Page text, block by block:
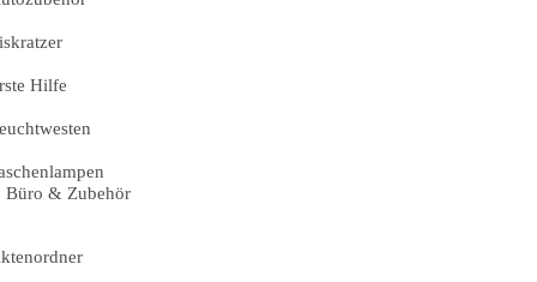
Hilfe
Büro & Zubehör